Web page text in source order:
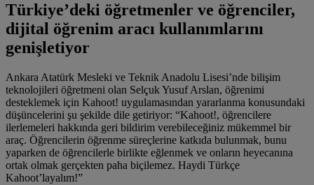
Türkiye’deki öğretmenler ve öğrenciler,
dijital öğrenim aracı kullanımlarını
genişletiyor
Ankara Atatürk Mesleki ve Teknik Anadolu Lisesi’nde bilişim
teknolojileri öğretmeni olan Selçuk Yusuf Arslan, öğrenimi
desteklemek için Kahoot! uygulamasından yararlanma konusundaki
düşüncelerini şu şekilde dile getiriyor: “Kahoot!, öğrencilere
ilerlemeleri hakkında geri bildirim verebileceğiniz mükemmel bir
araç. Öğrencilerin öğrenme süreçlerine katkıda bulunmak, bunu
yaparken de öğrencilerle birlikte eğlenmek ve onların heyecanına
ortak olmak gerçekten paha biçilemez. Haydi Türkçe
Kahoot’layalım!”